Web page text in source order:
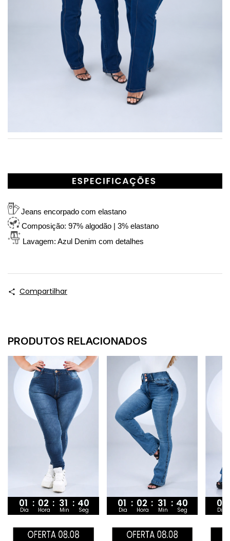
Jeans encorpado com elastano
Composição: 97% algodão | 3% elastano
Lavagem: Azul Denim com detalhes
Compartilhar
PRODUTOS RELACIONADOS
01 : 02 : 31 : 39
Dia Hora Min Seg
01 : 02 : 31 : 39
Dia Hora Min Seg
01
Dia